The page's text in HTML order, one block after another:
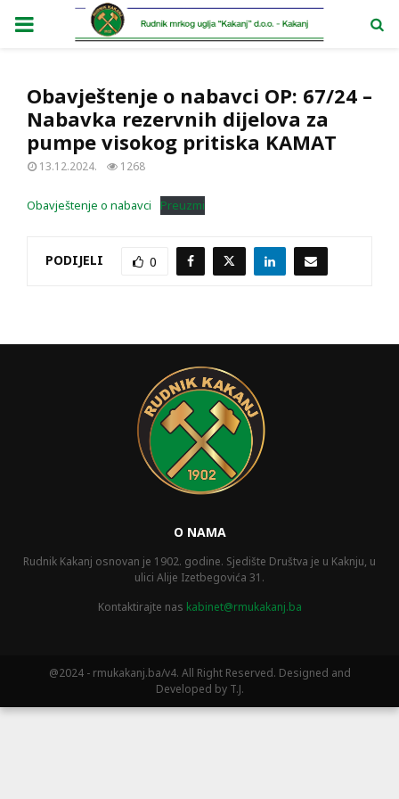
PRIMARY
Obavještenje o nabavci OP: 67/24 –
Nabavka rezervnih dijelova za
pumpe visokog pritiska KAMAT
13.12.2024. 1268
Obavještenje o nabavci Preuzmi
PODIJELI 0
O NAMA
Rudnik Kakanj osnovan je 1902. godine. Sjedište Društva je u Kaknju, u
ulici Alije Izetbegovića 31.
Kontaktirajte nas kabinet@rmukakanj.ba
@2024 - rmukakanj.ba/v4. All Right Reserved. Designed and
Developed by T.J.